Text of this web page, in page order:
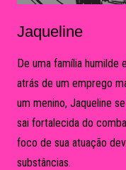
Jaqueline
De uma família humilde
atrás de um emprego
um menino, Jaqueline
sai fortalecida do
foco de sua atuação
substâncias.